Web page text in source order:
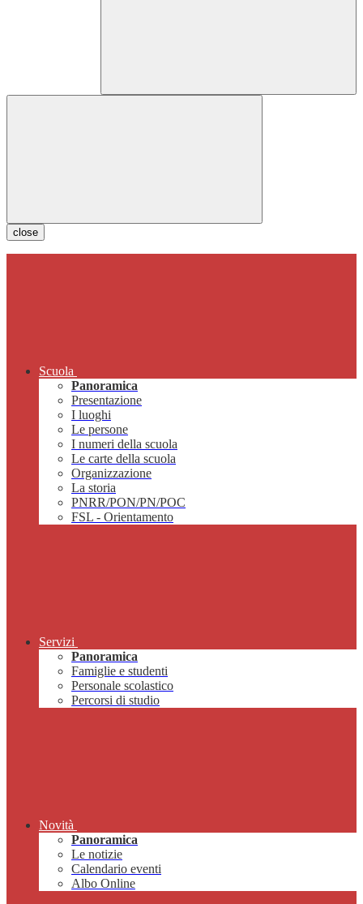
close
Scuola
Panoramica
Presentazione
I luoghi
Le persone
I numeri della scuola
Le carte della scuola
Organizzazione
La storia
PNRR/PON/PN/POC
FSL - Orientamento
Servizi
Panoramica
Famiglie e studenti
Personale scolastico
Percorsi di studio
Novità
Panoramica
Le notizie
Calendario eventi
Albo Online